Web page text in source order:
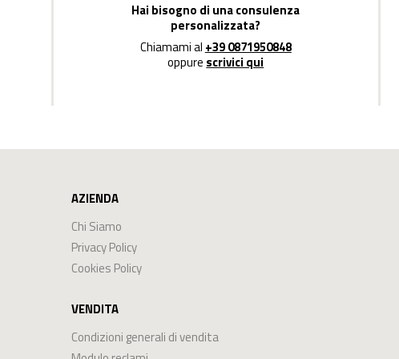
Hai bisogno di una consulenza
personalizzata?
Chiamami al +39 0871950848
oppure scrivici qui
AZIENDA
Chi Siamo
Privacy Policy
Cookies Policy
VENDITA
Condizioni generali di vendita